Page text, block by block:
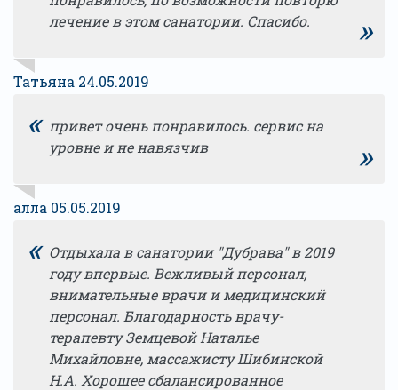
лечение в этом санатории. Спасибо.
»
Татьяна 24.05.2019
« привет очень понравилось. сервис на
уровне и не навязчив
»
алла 05.05.2019
« Отдыхала в санатории "Дубрава" в 2019
году впервые. Вежливый персонал,
внимательные врачи и медицинский
персонал. Благодарность врачу-
терапевту Земцевой Наталье
Михайловне, массажисту Шибинской
Н.А. Хорошее сбалансированное